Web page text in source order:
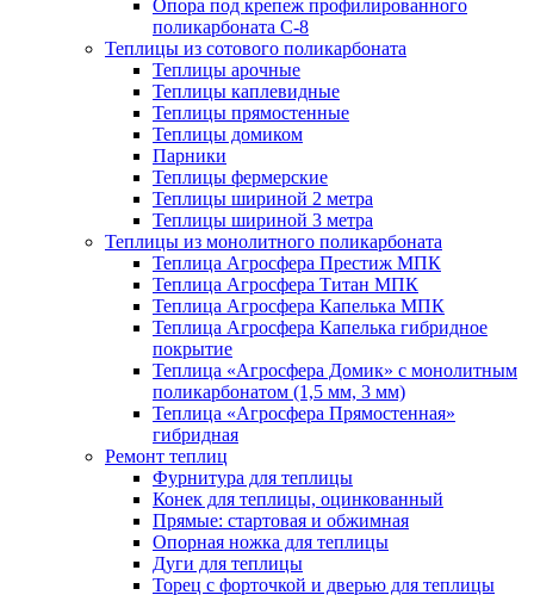
Опора под крепеж профилированного
поликарбоната С-8
Теплицы из сотового поликарбоната
Теплицы арочные
Теплицы каплевидные
Теплицы прямостенные
Теплицы домиком
Парники
Теплицы фермерские
Теплицы шириной 2 метра
Теплицы шириной 3 метра
Теплицы из монолитного поликарбоната
Теплица Агросфера Престиж МПК
Теплица Агросфера Титан МПК
Теплица Агросфера Капелька МПК
Теплица Агросфера Капелька гибридное
покрытие
Теплица «Агросфера Домик» с монолитным
поликарбонатом (1,5 мм, 3 мм)
Теплица «Агросфера Прямостенная»
гибридная
Ремонт теплиц
Фурнитура для теплицы
Конек для теплицы, оцинкованный
Прямые: стартовая и обжимная
Опорная ножка для теплицы
Дуги для теплицы
Торец с форточкой и дверью для теплицы